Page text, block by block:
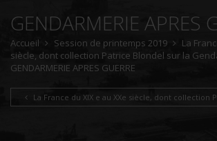
GENDARMERIE APRES
Accueil Session de printemps 2019
La
siècle, dont collection Patrice Blondel sur la
GENDARMERIE APRES GUERRE
La France du XIX e au XXe siècle, dont